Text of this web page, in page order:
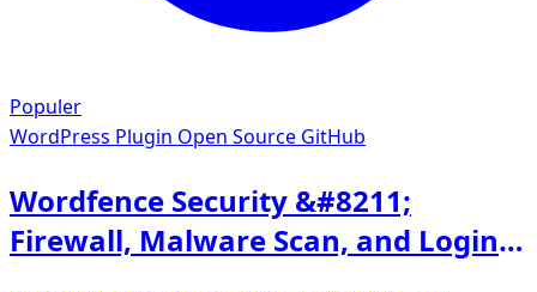
Populer
WordPress Plugin Open Source GitHub
Wordfence Security &#8211;
Firewall, Malware Scan, and Login